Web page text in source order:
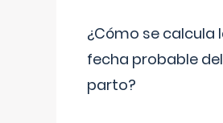
¿Cómo se calcula
fecha probable del
parto?